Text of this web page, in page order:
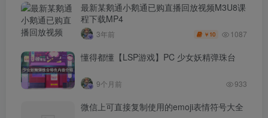
最新某鹅通小鹅通已购直播回放视频M3U8课
程下载MP4
3年前 ￥ 10 1087
懂得都懂【LSP游戏】PC 少女妖精弹珠台
9个月前 933
微信上可直接复制使用的emoji表情符号大全